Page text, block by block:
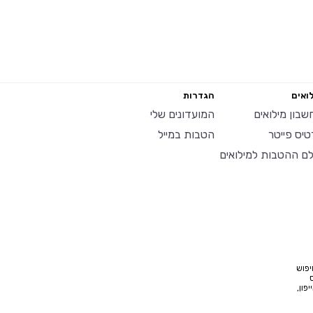
מילואים
פייטר
ההטבות למילואים
הגדרות
המועדונים שלי
הטבות במייל